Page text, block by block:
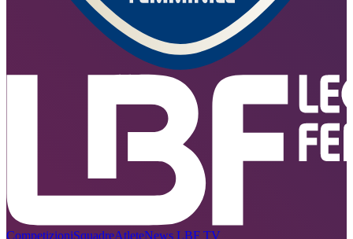
CompetizioniSquadreAtleteNews LBF TV